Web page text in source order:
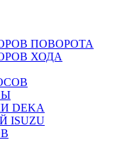
ПОВОРОТА
ХОДА
DEKA
ISUZU